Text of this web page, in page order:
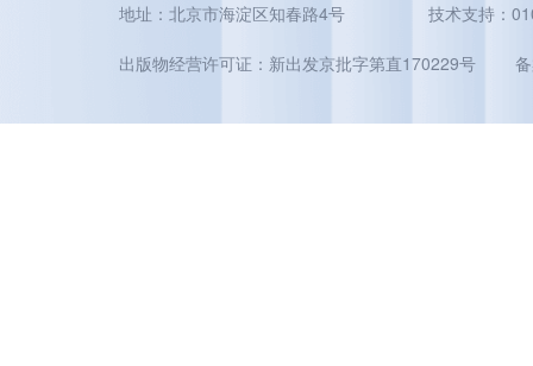
地址：北京市海淀区知春路4号 技术支持：
出版物经营许可证：新出发京批字第直170229号